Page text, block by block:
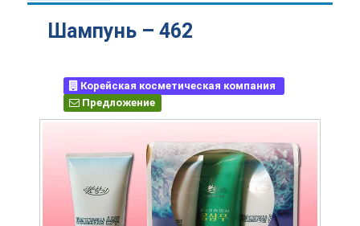
Шампунь – 462
Корейская косметическая компания
Предложение